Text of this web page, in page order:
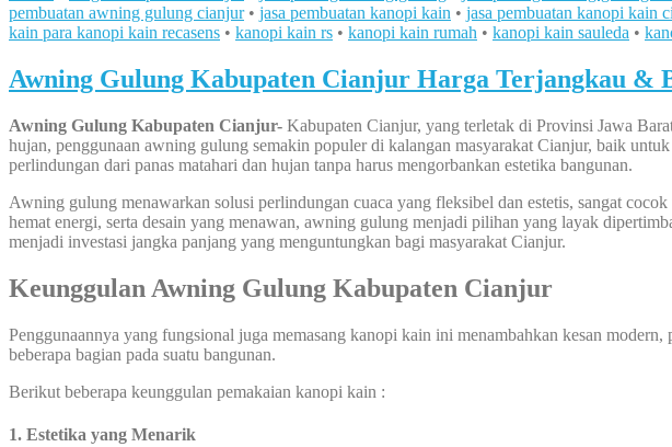
pembuatan awning gulung cianjur• jasa pembuatan kanopi kain • jasa pembuatan kanopi kain
kain para kanopi kain recasens • kanopi kain rs • kanopi kain rumah • kanopi kain sauleda •
Awning Gulung Kabupaten Cianjur Harga Terjangkau &
Awning Gulung Kabupaten Cianjur- Kabupaten Cianjur, yang terletak di Provinsi Jawa
hujan, penggunaan awning gulung semakin populer di kalangan masyarakat Cianjur, baik
perlindungan dari panas matahari dan hujan tanpa harus mengorbankan estetika bangunan.
Awning gulung menawarkan solusi perlindungan cuaca yang fleksibel dan estetis, sangat
hemat energi, serta desain yang menawan, awning gulung menjadi pilihan yang layak
menjadi investasi jangka panjang yang menguntungkan bagi masyarakat Cianjur.
Keunggulan Awning Gulung Kabupaten Cianjur
Penggunaannya yang fungsional juga memasang kanopi kain ini menambahkan kesan
beberapa bagian pada suatu bangunan.
Berikut beberapa keunggulan pemakaian kanopi kain :
1. Estetika yang Menarik